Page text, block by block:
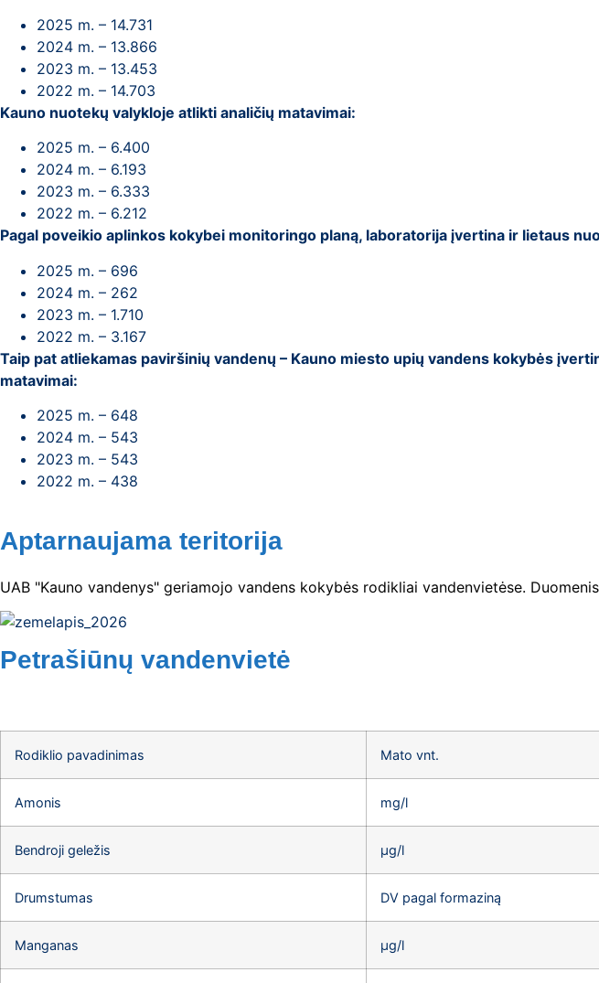
2025 m. – 14.731
2024 m. – 13.866
2023 m. – 13.453
2022 m. – 14.703
Kauno nuotekų valykloje atlikti analičių matavimai:
2025 m. – 6.400
2024 m. – 6.193
2023 m. – 6.333
2022 m. – 6.212
Pagal poveikio aplinkos kokybei monitoringo planą, laboratorija įvertina ir lietaus
2025 m. – 696
2024 m. – 262
2023 m. – 1.710
2022 m. – 3.167
Taip pat atliekamas paviršinių vandenų – Kauno miesto upių vandens kokybės
matavimai:
2025 m. – 648
2024 m. – 543
2023 m. – 543
2022 m. – 438
Aptarnaujama teritorija
UAB "Kauno vandenys" geriamojo vandens kokybės rodikliai vandenvietėse.
Petrašiūnų vandenvietė
Rodiklio pavadinimas Mato vnt.
Amonis mg/l
Bendroji geležis µg/l
Drumstumas DV pagal formaziną
Manganas µg/l